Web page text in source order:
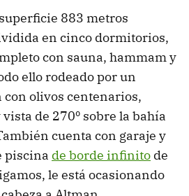
883 metros
en cinco dormitorios,
con sauna, hammam y
ello rodeado por un
olivos centenarios,
de 270º sobre la bahía
cuenta con garaje y
piscina de borde infinito de
le está ocasionando